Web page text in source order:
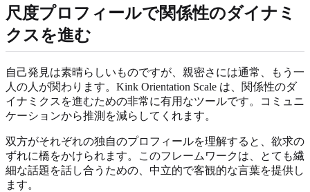
尺度プロフィールで関係性のダイナミ
クスを進む
自己発見は素晴らしいものですが、親密さには通常、もう一
人の人が関わります。Kink Orientation Scale は、関係性のダ
イナミクスを進むための非常に有用なツールです。コミュニ
ケーションから推測を減らしてくれます。
双方がそれぞれの独自のプロフィールを理解すると、欲求の
ずれに橋をかけられます。このフレームワークは、とても繊
細な話題を話し合うための、中立的で客観的な言葉を提供し
ます。